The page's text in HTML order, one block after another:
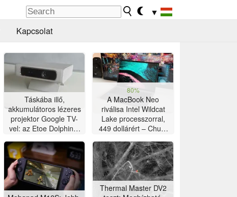
▼
Kapcsolat
Táskába illő,
akkumulátoros lézeres
projektor Google TV-
vel: az Etoe Dolphin 2
80%
A MacBook Neo
riválisa Intel Wildcat
Lake processzorral,
449 dollárért – Chuwi
Thermal Master DV2